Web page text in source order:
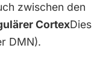
zwischen den
CortexDies
DMN).